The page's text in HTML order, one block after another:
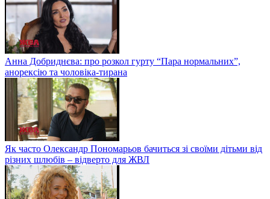
Анна Добриднєва: про розкол гурту “Пара нормальних”,
анорексію та чоловіка-тирана
Як часто Олександр Пономарьов бачиться зі своїми дітьми від
різних шлюбів – відверто для ЖВЛ